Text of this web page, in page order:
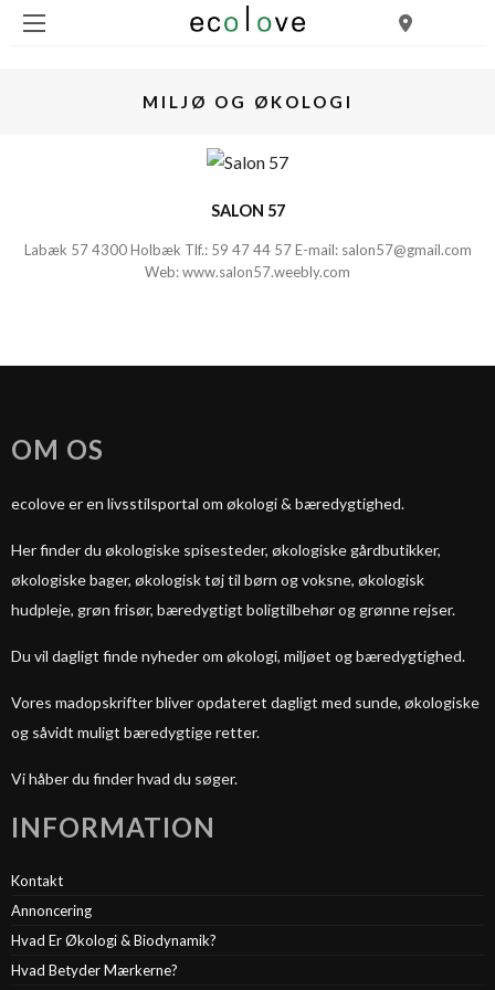
MILJØ OG ØKOLOGI
SALON 57
Labæk 57 4300 Holbæk Tlf.: 59 47 44 57E-mail: salon57@gmail.com
Web:www.salon57.weebly.com
OM OS
ecolove er en livsstilsportal om økologi & bæredygtighed.
Her finder du økologiske spisesteder, økologiske gårdbutikker,
økologiske bager, økologisk tøj til børn og voksne, økologisk
hudpleje, grøn frisør, bæredygtigt boligtilbehør og grønne rejser.
Du vil dagligt finde nyheder om økologi, miljøet og bæredygtighed.
Vores madopskrifter bliver opdateret dagligt med sunde, økologiske
og såvidt muligt bæredygtige retter.
Vi håber du finder hvad du søger.
INFORMATION
Kontakt
Annoncering
Hvad Er Økologi & Biodynamik?
Hvad Betyder Mærkerne?